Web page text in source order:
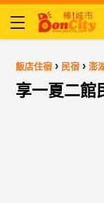
飯店住宿 › 民宿 ›澎
享一夏二館